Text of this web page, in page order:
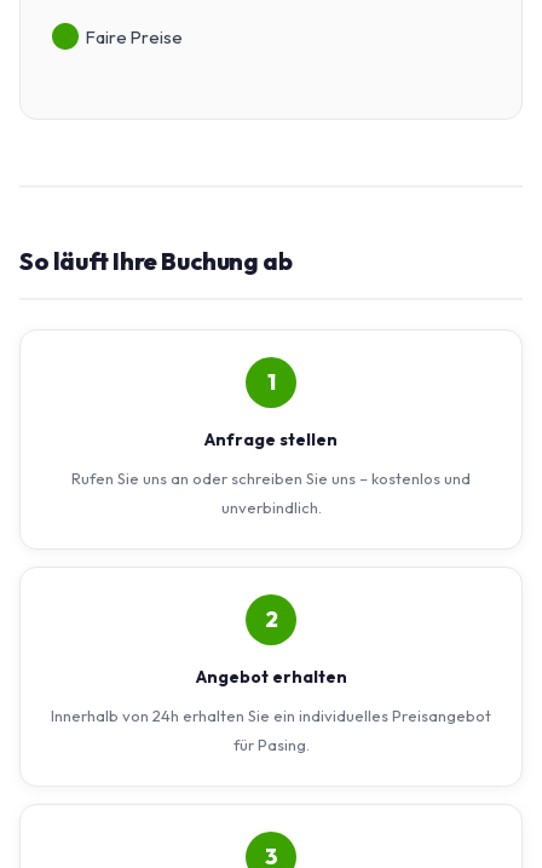
Faire Preise
So läuft Ihre Buchung ab
1
Anfrage stellen
Rufen Sie uns an oder schreiben Sie uns – kostenlos und
unverbindlich.
2
Angebot erhalten
Innerhalb von 24h erhalten Sie ein individuelles Preisangebot
für Pasing.
3